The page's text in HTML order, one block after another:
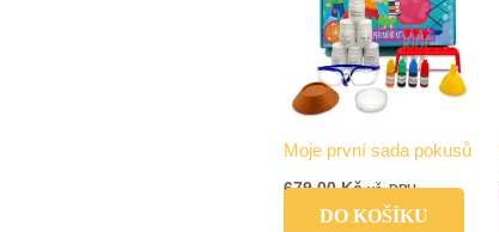
Moje první sada pokusů
679,00Kč vč. DPH
DO KOŠÍKU